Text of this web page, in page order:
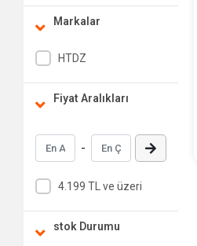
Markalar
HTDZ
Fiyat Aralıkları
-
4.199 TL ve üzeri
stok Durumu